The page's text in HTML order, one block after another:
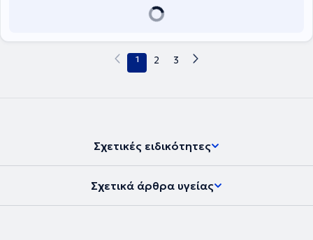
1 2 3
Σχετικές ειδικότητες
Σχετικά άρθρα υγείας